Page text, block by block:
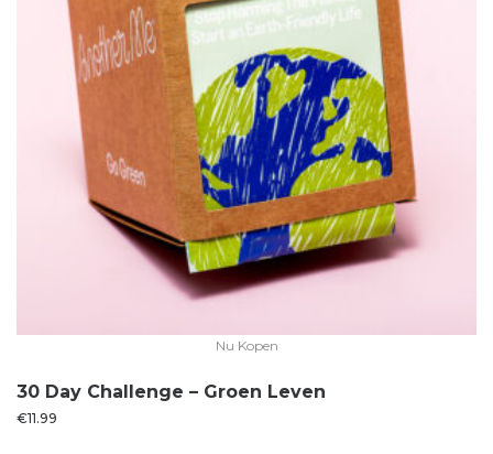
Nu Kopen
30 Day Challenge – Groen Leven
€11.99